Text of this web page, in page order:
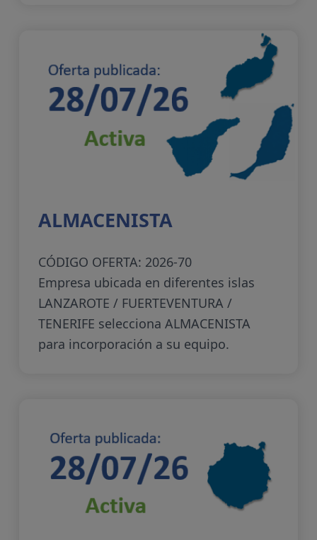
ALMACENISTA
CÓDIGO OFERTA: 2026-70
Empresa ubicada en diferentes islas
LANZAROTE / FUERTEVENTURA /
TENERIFE selecciona ALMACENISTA
para incorporación a su equipo.